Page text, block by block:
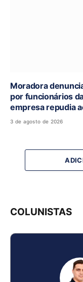
Moradora
por funcionários
empresa repudia
3 de agosto de 2026
COLUNISTAS